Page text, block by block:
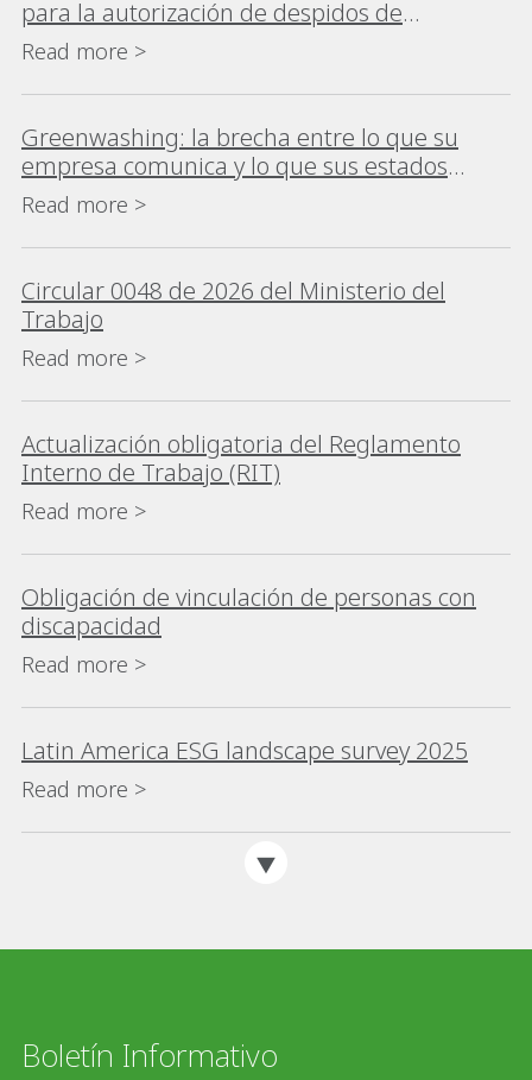
para la autorización de despidos de
trabajadores con estabilidad laboral
reforzada
Read more >
Greenwashing: la brecha entre lo que su
empresa comunica y lo que sus estados
financieros declaran ya tiene un costo
regulatorio
Read more >
Circular 0048 de 2026 del Ministerio del
Trabajo
Read more >
Actualización obligatoria del Reglamento
Interno de Trabajo (RIT)
Read more >
Obligación de vinculación de personas con
discapacidad
Read more >
Latin America ESG landscape survey 2025
Read more >
Boletín Informativo